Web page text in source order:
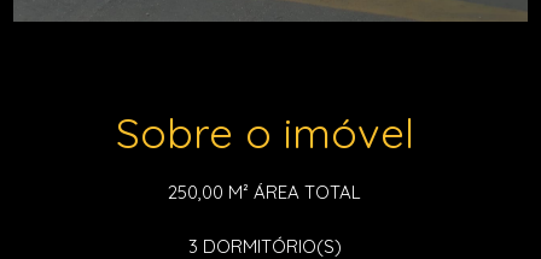
Sobre o imóvel
250,00 M² ÁREA TOTAL
3 DORMITÓRIO(S)